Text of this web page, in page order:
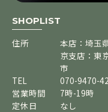
SHOPLIST
住所
本店：埼玉
京支店：東
市
TEL
070-9470-
営業時間
7時-19時
定休日
なし